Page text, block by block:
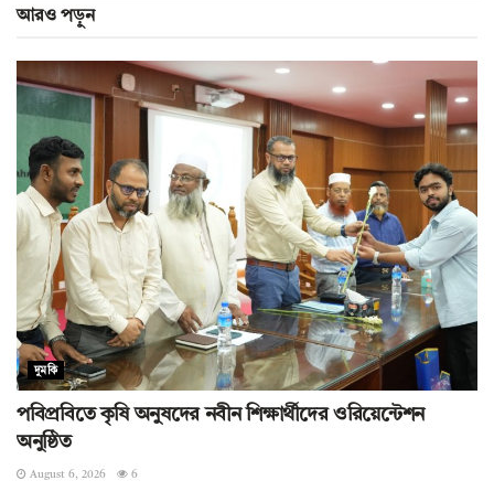
আরও পড়ুন
দুমকি
পবিপ্রবিতে কৃষি অনুষদের নবীন শিক্ষার্থীদের ওরিয়েন্টেশন
অনুষ্ঠিত
August 6, 2026 6